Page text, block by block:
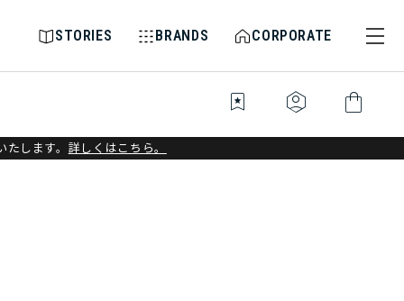
STORIES BRANDS CORPORATE
bookmark_star identity_platform shopping_bag
します。 詳しくはこちら。